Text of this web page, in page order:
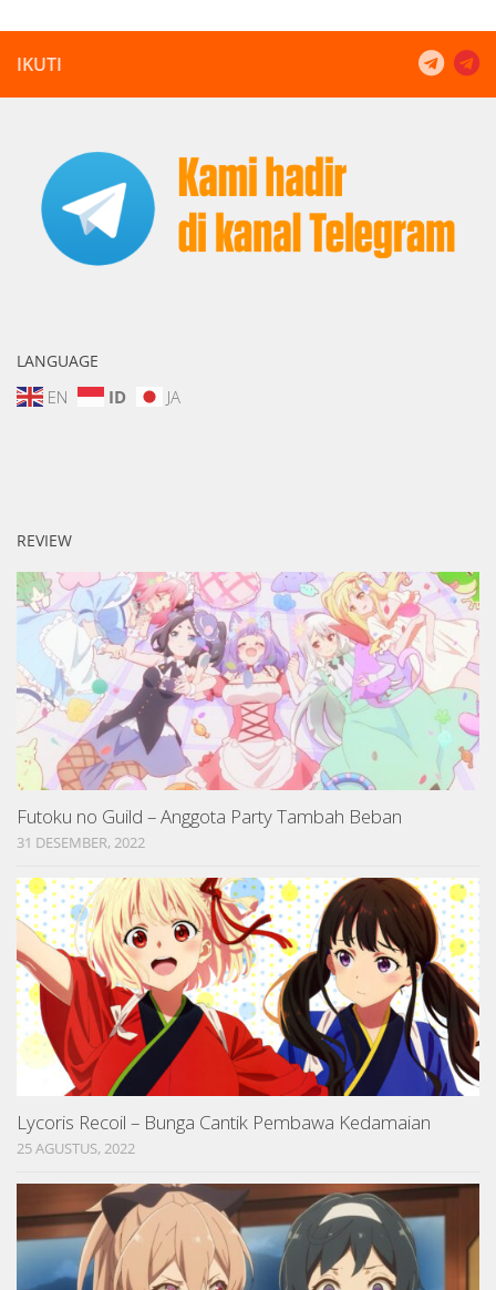
IKUTI
LANGUAGE
EN ID JA
REVIEW
Futoku no Guild – Anggota Party Tambah Beban
31 DESEMBER, 2022
Lycoris Recoil – Bunga Cantik Pembawa Kedamaian
25 AGUSTUS, 2022